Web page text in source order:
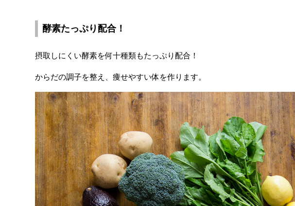
酵素たっぷり配合！
摂取しにくい酵素を何十種類もたっぷり配合！
からだの調子を整え、痩せやすい体を作ります。